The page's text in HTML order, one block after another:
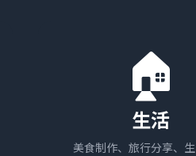
🏠
生活
美食制作、旅行分享、